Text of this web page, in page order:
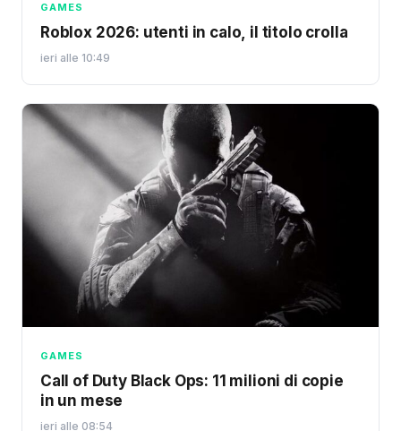
GAMES
Roblox 2026: utenti in calo, il titolo crolla
ieri alle 10:49
GAMES
Call of Duty Black Ops: 11 milioni di copie
in un mese
ieri alle 08:54